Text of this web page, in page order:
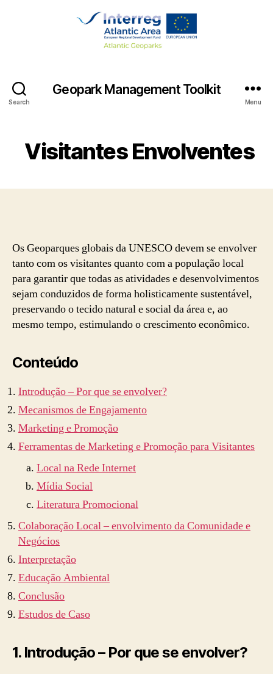
Search
Geopark Management Toolkit
Menu
Visitantes Envolventes
Os Geoparques globais da UNESCO devem se envolver
tanto com os visitantes quanto com a população local
para garantir que todas as atividades e desenvolvimentos
sejam conduzidos de forma holisticamente sustentável,
preservando o tecido natural e social da área e, ao
mesmo tempo, estimulando o crescimento econômico.
Conteúdo
Introdução – Por que se envolver?
Mecanismos de Engajamento
Marketing e Promoção
Ferramentas de Marketing e Promoção para Visitantes
Local na Rede Internet
Mídia Social
Literatura Promocional
Colaboração Local – envolvimento da Comunidade e
Negócios
Interpretação
Educação Ambiental
Conclusão
Estudos de Caso
1. Introdução – Por que se envolver?